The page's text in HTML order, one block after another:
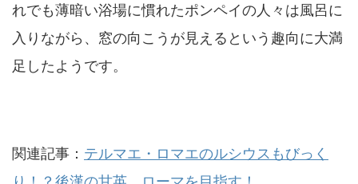
れでも薄暗い浴場に慣れたポンペイの人々は風呂に
入りながら、窓の向こうが見えるという趣向に大満
足したようです。
関連記事： テルマエ・ロマエのルシウスもびっく